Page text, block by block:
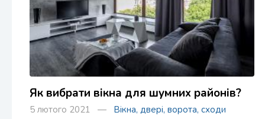
Як вибрати вікна для шумних районів?
5 лютого 2021 — Вікна, двері, ворота, сходи